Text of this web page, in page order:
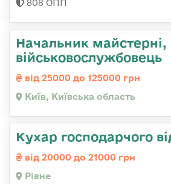
808 ОПП
Начальник майстерні,
військовослужбовець
від 25000 до 125000 грн
Київ, Київська область
Кухар господарчого
від 20000 до 21000 грн
Рівне